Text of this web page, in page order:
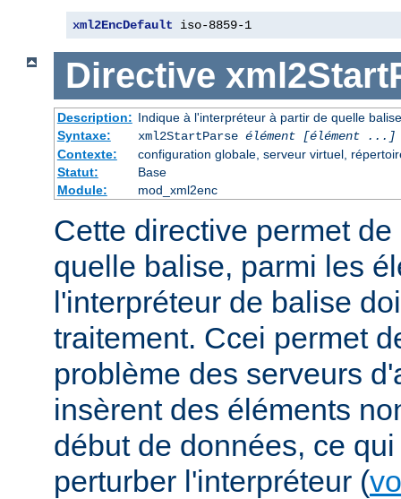
xml2EncDefault iso-8859-1
Directive
Description: Indique à l'interpréteur à partir de quelle
Syntaxe:
xml2StartParse élément [élément ...]
Contexte:
configuration globale, serveur virtuel,
Statut:
Base
Module:
mod_xml2enc
Cette directive permet
quelle balise, parmi les
l'interpréteur de balise
traitement. Ccei permet
problème des serveurs
insèrent des éléments
début de données, ce
perturber l'interpréteur (